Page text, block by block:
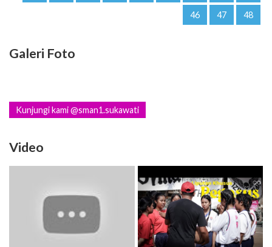
46 47 48
Galeri Foto
Kunjungi kami @sman1.sukawati
Video